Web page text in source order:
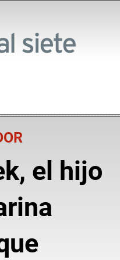
el hijo